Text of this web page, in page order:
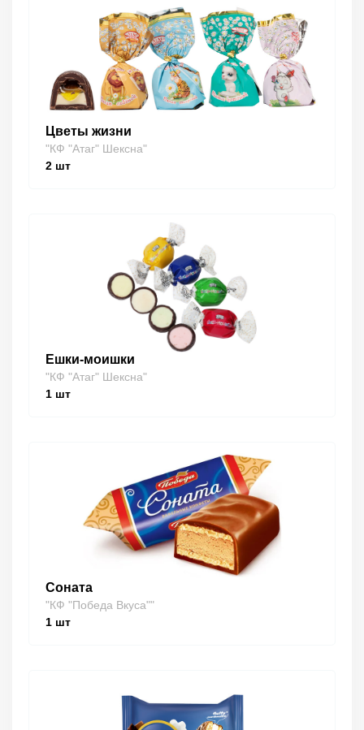
Цветы жизни
"КФ "Атаг" Шексна"
2 шт
Ешки-моишки
"КФ "Атаг" Шексна"
1 шт
Соната
"КФ "Победа Вкуса""
1 шт